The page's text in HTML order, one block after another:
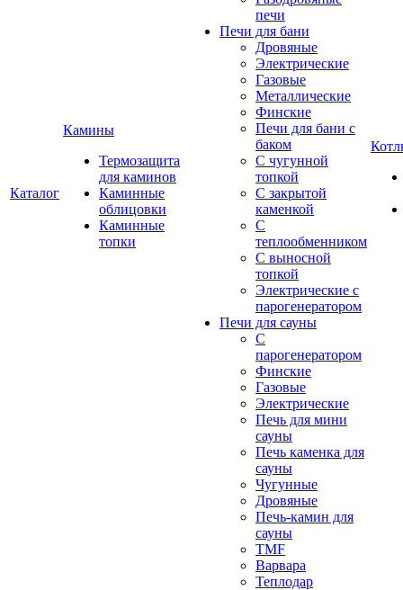
Каталог
Камины
Термозащита
для каминов
Каминные
облицовки
Каминные
топки
печи
Печи для бани
Дровяные
Электрические
Газовые
Металлические
Финские
Печи для бани с
баком
С чугунной
топкой
С закрытой
каменкой
С
теплообменником
С выносной
топкой
Электрические с
парогенератором
Печи для сауны
С
парогенератором
Финские
Газовые
Электрические
Печь для мини
сауны
Печь каменка для
сауны
Чугунные
Дровяные
Печь-камин для
сауны
TMF
Варвара
Теплодар